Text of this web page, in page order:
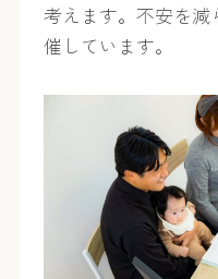
考えます。不安を
催しています。